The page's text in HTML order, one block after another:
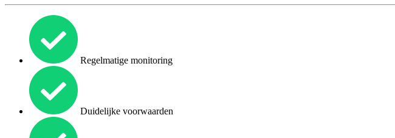
Regelmatige monitoring
Duidelijke voorwaarden